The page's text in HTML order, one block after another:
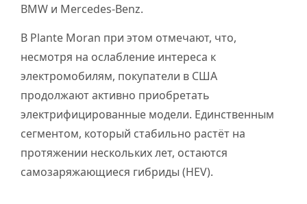
BMW и Mercedes-Benz.
В Plante Moran при этом отмечают, что,
несмотря на ослабление интереса к
электромобилям, покупатели в США
продолжают активно приобретать
электрифицированные модели. Единственным
сегментом, который стабильно растёт на
протяжении нескольких лет, остаются
самозаряжающиеся гибриды (HEV).